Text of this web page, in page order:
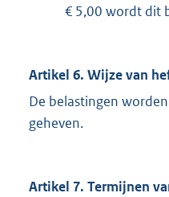
€ 5,00 wordt dit
Artikel 6. Wijze van
De belastingen
geheven.
Artikel 7. Termijnen